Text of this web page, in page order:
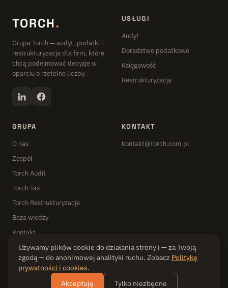
TORCH.
Grupa Torch — audyt, podatki i
restrukturyzacja dla firm, które
chcą podejmować decyzje w
oparciu o rzetelne liczby.
USŁUGI
Audyt
Doradztwo podatkowe
Księgowość
Restrukturyzacja
GRUPA
O nas
Zespół
Torch Audit
Torch Tax
Torch Restrukturyzacje
Baza wiedzy
Kontakt
KONTAKT
kontakt@torch.com.pl
© 2026 Grupa Torch ·Polityka prywatności
Torch Audit sp. z o.o. · Torch Tax sp. z o.o. · Torch Restrukturyzacje sp. z
Używamy plików cookie do działania strony i — za Twoją
zgodą — do anonimowej analityki ruchu. Zobacz Politykę
prywatności i cookies.
Akceptuję
Tylko niezbędne